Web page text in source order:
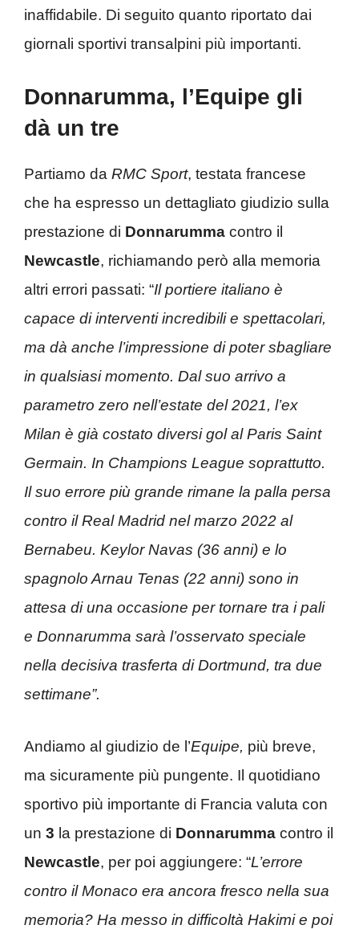
inaffidabile. Di seguito quanto riportato dai
giornali sportivi transalpini più importanti.
Donnarumma, l’Equipe gli
dà un tre
Partiamo da RMC Sport, testata francese
che ha espresso un dettagliato giudizio sulla
prestazione di Donnarumma contro il
Newcastle, richiamando però alla memoria
altri errori passati: “Il portiere italiano è
capace di interventi incredibili e spettacolari,
ma dà anche l’impressione di poter sbagliare
in qualsiasi momento. Dal suo arrivo a
parametro zero nell’estate del 2021, l’ex
Milan è già costato diversi gol al Paris Saint
Germain. In Champions League soprattutto.
Il suo errore più grande rimane la palla persa
contro il Real Madrid nel marzo 2022 al
Bernabeu. Keylor Navas (36 anni) e lo
spagnolo Arnau Tenas (22 anni) sono in
attesa di una occasione per tornare tra i pali
e Donnarumma sarà l’osservato speciale
nella decisiva trasferta di Dortmund, tra due
settimane”.
Andiamo al giudizio de l’Equipe, più breve,
ma sicuramente più pungente. Il quotidiano
sportivo più importante di Francia valuta con
un 3 la prestazione di Donnarumma contro il
Newcastle, per poi aggiungere: “L’errore
contro il Monaco era ancora fresco nella sua
memoria? Ha messo in difficoltà Hakimi e poi